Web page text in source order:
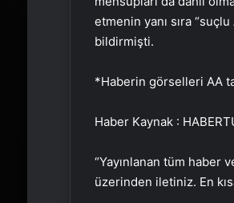
etmenin yanı sıra
bildirmişti.
*Haberin görselleri AA
Haber Kaynak :
“Yayınlanan tüm
üzerinden iletiniz. En